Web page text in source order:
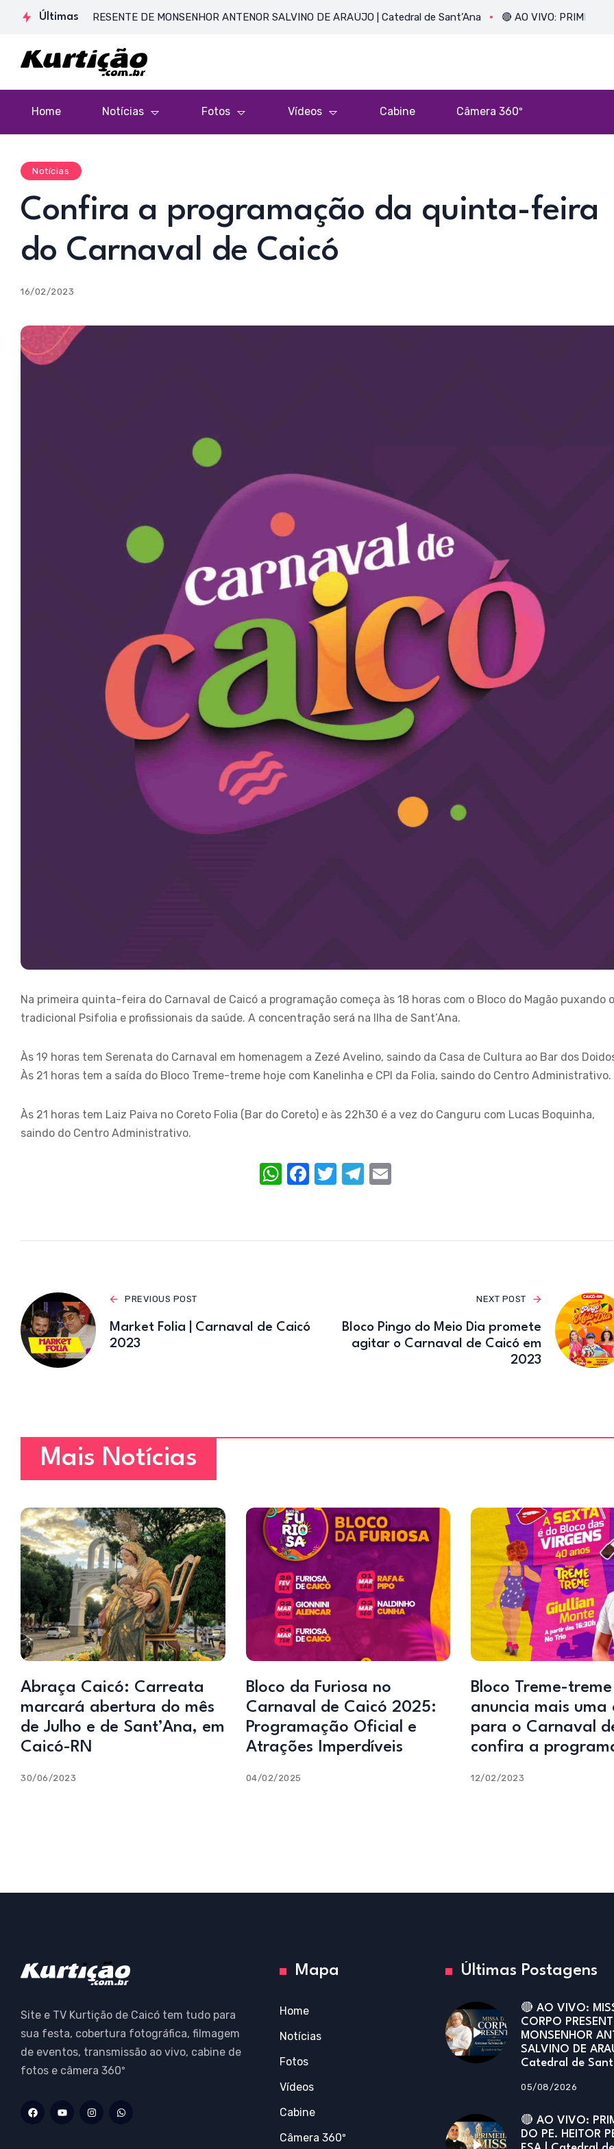
Últimas
CORPO PRESENTE DE MONSENHOR ANTENOR SALVINO DE ARAÚJO | Catedral de Sant’Ana 🔴 AO VIVO: PRIMEIRA
Home Notícias Fotos Vídeos Cabine Câmera 360º
Notícias
Confira a programação da quinta-feira
do Carnaval de Caicó
16/02/2023
Na primeira quinta-feira do Carnaval de Caicó a programação começa às 18 horas com o Bloco do Magão puxando o
tradicional Psifolia e profissionais da saúde. A concentração será na Ilha de Sant’Ana.
Às 19 horas tem Serenata do Carnaval em homenagem a Zezé Avelino, saindo da Casa de Cultura ao Bar dos
Às 21 horas tem a saída do Bloco Treme-treme hoje com Kanelinha e CPI da Folia, saindo do Centro Administrativo.
Às 21 horas tem Laiz Paiva no Coreto Folia (Bar do Coreto) e às 22h30 é a vez do Canguru com Lucas Boquinha,
saindo do Centro Administrativo.
W
s
F
e
T
te
T
gr
PREVIOUS POST
Market Folia | Carnaval de Caicó
2023
NEXT POST
Bloco Pingo do Meio Dia promete
agitar o Carnaval de Caicó em
2023
Mais Notícias
Abraça Caicó: Carreata
marcará abertura do mês
de Julho e de Sant’Ana, em
Caicó-RN
30/06/2023
Bloco da Furiosa no
Carnaval de Caicó 2025:
Programação Oficial e
Atrações Imperdíveis
04/02/2025
Bloco Treme-treme
anuncia mais
para o Carnaval
confira a
12/02/2023
Site e TV Kurtição de Caicó tem tudo para
sua festa, cobertura fotográfica, filmagem
de eventos, transmissão ao vivo, cabine de
fotos e câmera 360º
Mapa
Home
Notícias
Fotos
Vídeos
Cabine
Câmera 360º
Últimas Postagens
🔴 AO VIVO:
CORPO
MONSENHOR
SALVINO DE
Catedral de
05/08/2026
🔴 AO VIVO:
DO PE. HEITOR